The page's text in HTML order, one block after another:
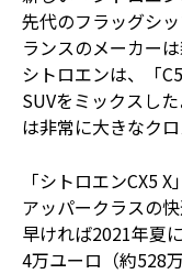
先代のフラッグシ
ランスのメーカー
シトロエンは、「
SUVをミックスし
は非常に大きなク
「シトロエンCX5
アッパークラスの
早ければ2021年夏
4万ユーロ（約528